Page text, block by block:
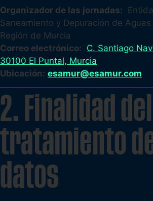
Organizador de las jornadas:
Saneamiento y Depuración de
Región de Murcia
Correo electrónico: C. Santiago
30100 El Puntal, Murcia
Ubicación: esamur@esamur.com
2. Finalidad del
tratamiento
datos